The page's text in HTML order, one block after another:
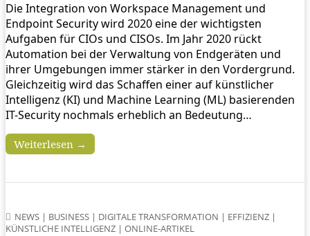
Die Integration von Workspace Management und
Endpoint Security wird 2020 eine der wichtigsten
Aufgaben für CIOs und CISOs. Im Jahr 2020 rückt
Automation bei der Verwaltung von Endgeräten und
ihrer Umgebungen immer stärker in den Vordergrund.
Gleichzeitig wird das Schaffen einer auf künstlicher
Intelligenz (KI) und Machine Learning (ML) basierenden
IT-Security nochmals erheblich an Bedeutung…
Weiterlesen →
NEWS | BUSINESS | DIGITALE TRANSFORMATION | EFFIZIENZ |
KÜNSTLICHE INTELLIGENZ | ONLINE-ARTIKEL